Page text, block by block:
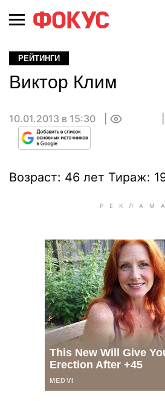
РЕЙТИНГИ
Виктор Клим
10.01.2013 в 15:30
Возраст: 46 лет Тираж: